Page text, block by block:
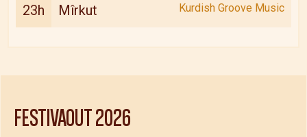
23h Mîrkut Kurdish Groove Music
FESTIVAOUT2026